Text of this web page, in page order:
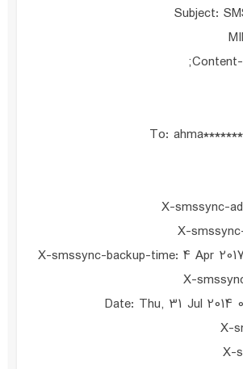
Subject:
To:
X-smssync-
X-
X-smssync-backup-time: 4 Apr
X-
Date: Thu, 31 Jul 2014
X-
X-